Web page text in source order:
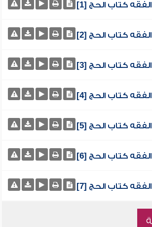
كتاب الحج [1]
كتاب الحج [2]
كتاب الحج [3]
كتاب الحج [4]
كتاب الحج [5]
كتاب الحج [6]
كتاب الحج [7]